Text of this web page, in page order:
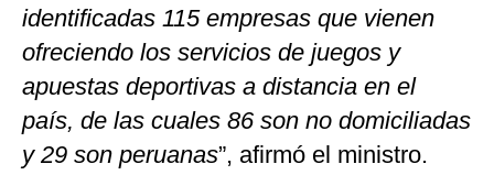
identificadas 115 empresas que vienen
ofreciendo los servicios de juegos y
apuestas deportivas a distancia en el
país, de las cuales 86 son no domiciliadas
y 29 son peruanas”, afirmó el ministro.